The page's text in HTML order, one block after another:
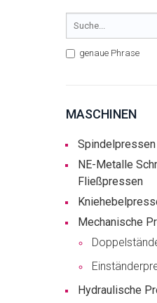
genaue Phrase
MASCHINEN
Spindelpressen
NE-Metalle
Fließpressen
Mechanische
Hydraulische